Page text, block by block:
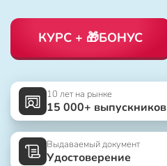
КУРС + 🎁БОНУС
10 лет на рынке
15 000+ выпускников
Выдаваемый документ
Удостоверение